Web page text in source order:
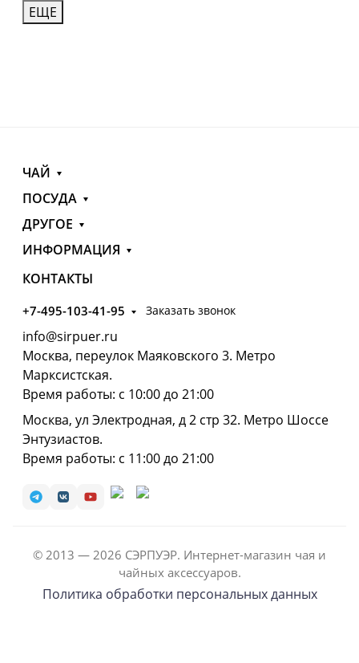
ЕЩЕ
ЧАЙ
ПОСУДА
ДРУГОЕ
ИНФОРМАЦИЯ
КОНТАКТЫ
+7-495-103-41-95 Заказать звонок
info@sirpuer.ru
Москва, переулок Маяковского 3. Метро
Марксистская.
Время работы: с 10:00 до 21:00
Москва, ул Электродная, д 2 стр 32. Метро Шоссе
Энтузиастов.
Время работы: с 11:00 до 21:00
© 2013 — 2026 СЭРПУЭР. Интернет-магазин чая и
чайных аксессуаров.
Политика обработки персональных данных